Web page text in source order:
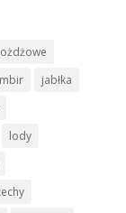
jabłka
lody